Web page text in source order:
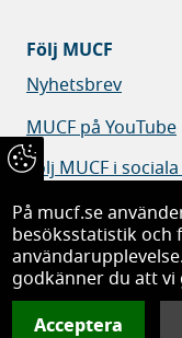
Följ MUCF
Nyhetsbrev
MUCF på YouTube
Följ MUCF i
Myndigheten för
På mucf.se
besöksstatistik
godkänner du att
Acceptera